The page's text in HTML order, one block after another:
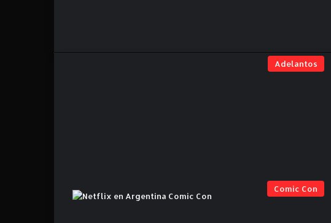
Adelantos
Comic Con